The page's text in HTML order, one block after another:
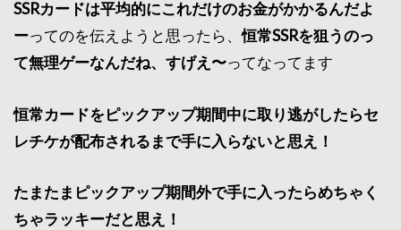
SSRカードは平均的にこれだけのお金がかかるんだよ
ーってのを伝えようと思ったら、恒常SSRを狙うのっ
て無理ゲーなんだね、すげえ〜ってなってます
恒常カードをピックアップ期間中に取り逃がしたらセ
レチケが配布されるまで手に入らないと思え！
たまたまピックアップ期間外で手に入ったらめちゃく
ちゃラッキーだと思え！